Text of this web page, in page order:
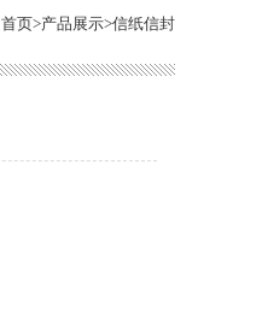
首页>产品展示>信纸信封